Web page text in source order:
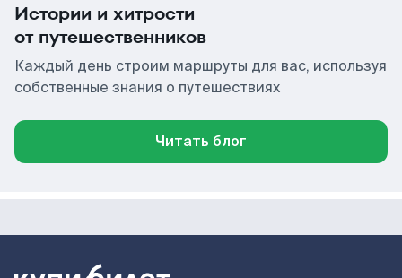
Истории и хитрости
от путешественников
Каждый день строим маршруты для вас, используя
собственные знания о путешествиях
Читать блог